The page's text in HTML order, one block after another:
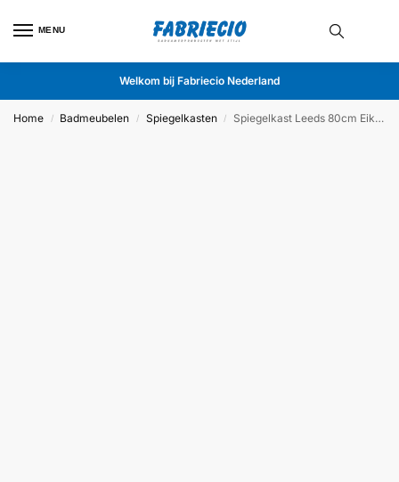
MENU
Welkom bij Fabriecio Nederland
Home / Badmeubelen / Spiegelkasten / Spiegelkast Leeds 80cm Eiken